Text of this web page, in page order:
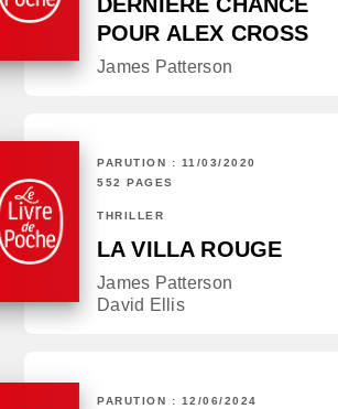
POUR ALEX CROSS
James Patterson
PARUTION : 11/03/2020
552 PAGES
THRILLER
LA VILLA ROUGE
James Patterson
David Ellis
PARUTION : 12/06/2024